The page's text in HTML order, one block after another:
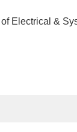
Electrical &